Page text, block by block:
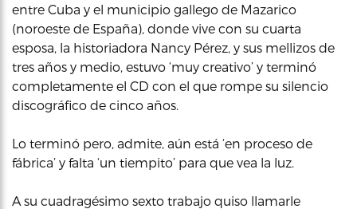
entre Cuba y el municipio gallego de Mazarico
(noroeste de España), donde vive con su cuarta
esposa, la historiadora Nancy Pérez, y sus mellizos de
tres años y medio, estuvo ‘muy creativo’ y terminó
completamente el CD con el que rompe su silencio
discográfico de cinco años.
Lo terminó pero, admite, aún está ‘en proceso de
fábrica’ y falta ‘un tiempito’ para que vea la luz.
A su cuadragésimo sexto trabajo quiso llamarle